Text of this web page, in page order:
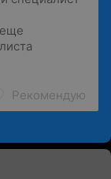
Рекомендую